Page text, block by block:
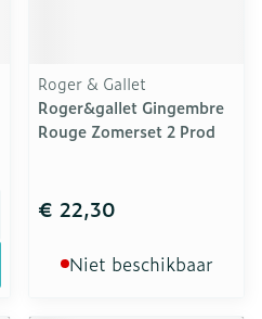
Roger & Gallet
Roger&gallet Gingembre
Rouge Zomerset 2 Prod
€ 22,30
Niet beschikbaar